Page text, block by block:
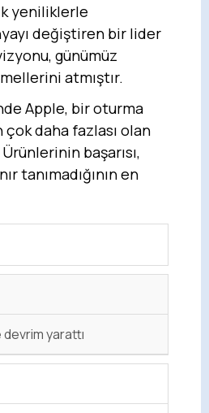
yeniliklerle
değiştiren bir lider
günümüz
atmıştır.
Apple, bir oturma
çok daha fazlası olan
başarısı,
tanımadığının en
yarattı